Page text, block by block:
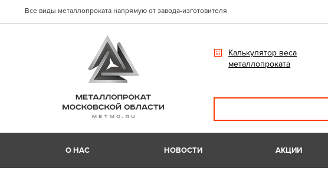
Все виды металлопроката напрямую от завода-изготовителя
Калькулятор веса
металлопроката
О НАС НОВОСТИ АКЦИИ